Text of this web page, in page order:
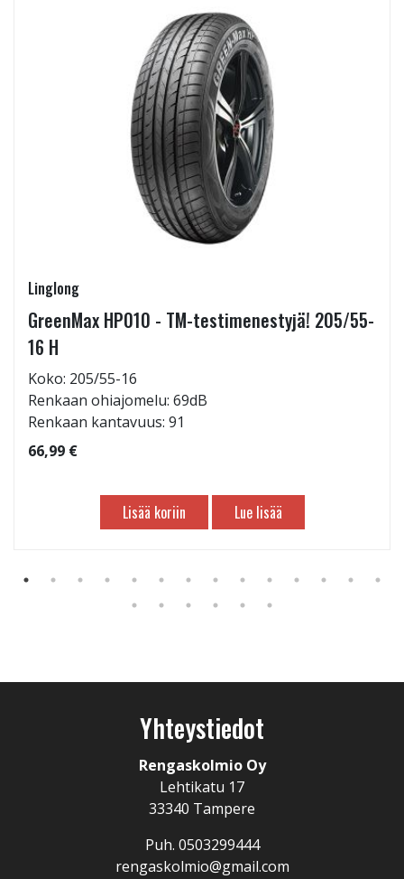
Linglong
GreenMax HP010 - TM-testimenestyjä! 205/55-
16 H
Koko: 205/55-16
Renkaan ohiajomelu: 69dB
Renkaan kantavuus: 91
66,99 €
Lisää koriin Lue lisää
Yhteystiedot
Rengaskolmio Oy
Lehtikatu 17
33340 Tampere
Puh. 0503299444
rengaskolmio@gmail.com